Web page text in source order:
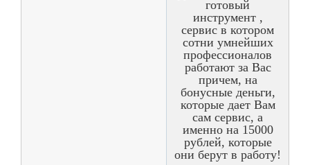
готовый
инструмент ,
сервис в котором
сотни умнейших
профессионалов
работают за Вас
причем, на
бонусные деньги,
которые дает Вам
сам сервис, а
именно на 15000
рублей, которые
они берут в работу!